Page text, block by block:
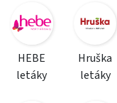
HEBE
letáky
Hruška
letáky